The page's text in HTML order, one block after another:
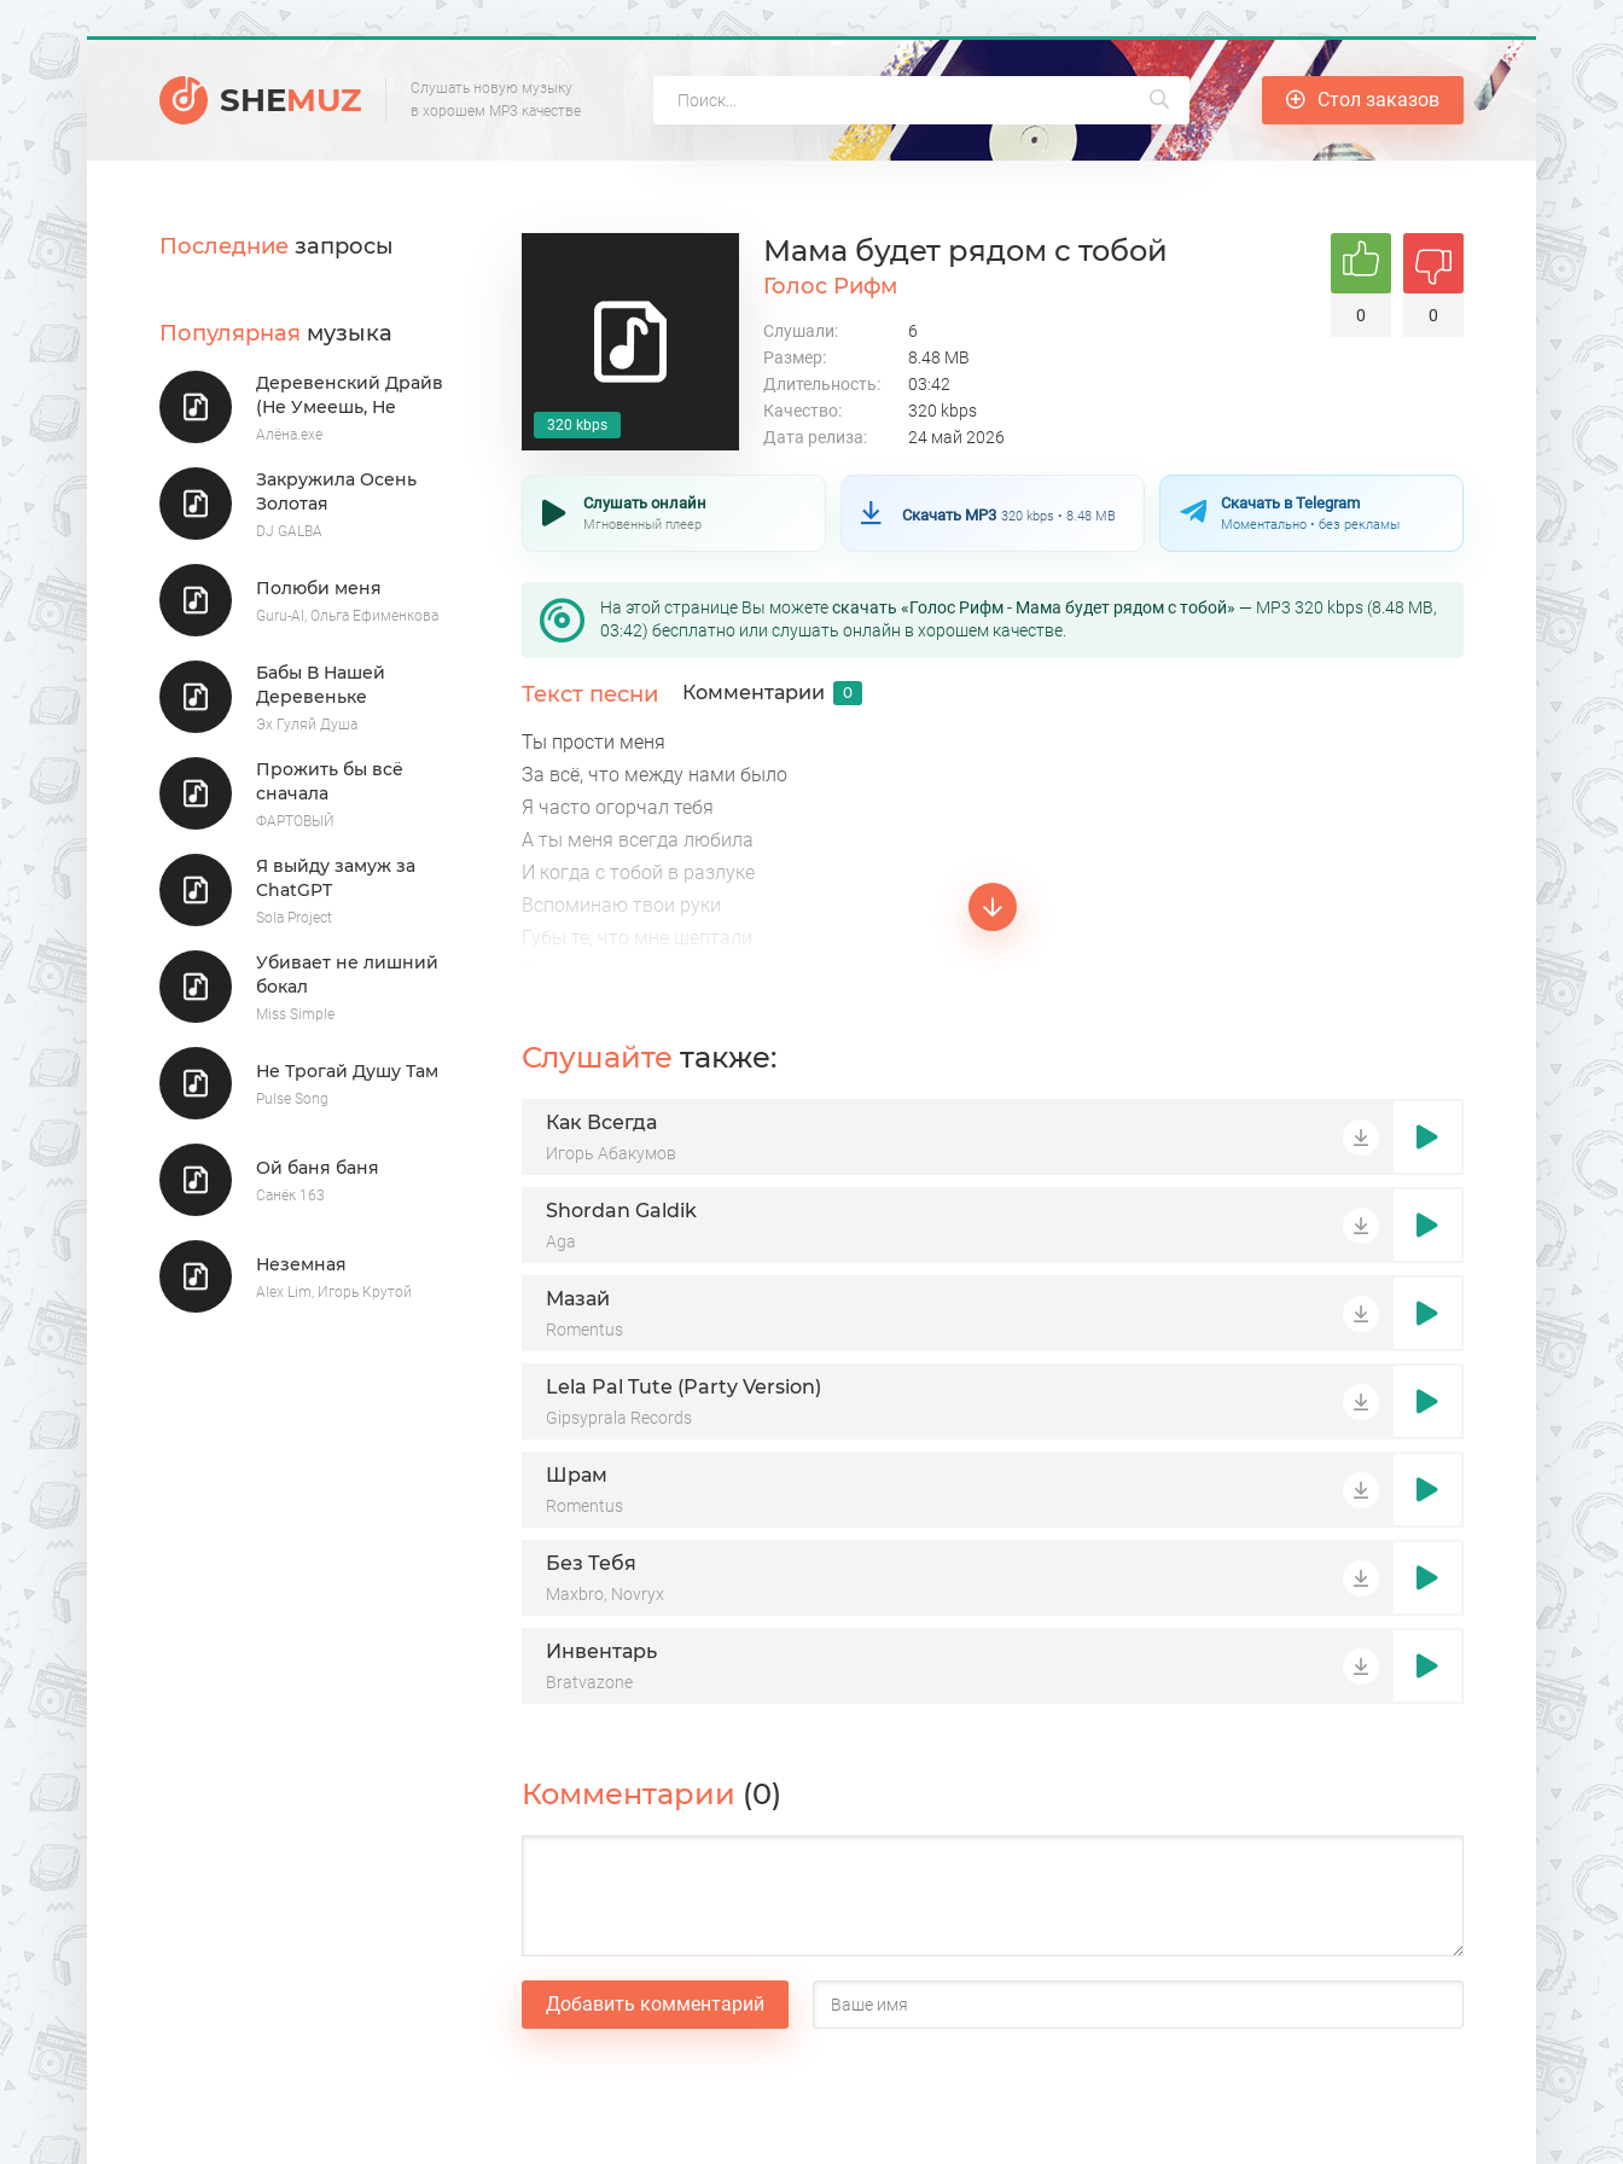
SHEMUZ
Слушать новую музыку
в хорошем MP3 качестве
Стол заказов
Последние запросы
Популярная музыка
Деревенский Драйв
(Не Умеешь, Не
Берись)
Алёна.exe
Закружила Осень
Золотая
DJ GALBA
Полюби меня
Guru-AI, Ольга Ефименкова
Бабы В Нашей
Деревеньке
Эх Гуляй Душа
Прожить бы всё
сначала
ФАРТОВЫЙ
Я выйду замуж за
ChatGPT
Sola Project
Убивает не лишний
бокал
Miss Simple
Не Трогай Душу Там
Pulse Song
Ой баня баня
Санёк 163
Неземная
Alex Lim, Игорь Крутой
320 kbps
Мама будет рядом с тобой
Голос Рифм
Слушали:
6
Размер:
8.48 MB
Длительность:
03:42
Качество:
320 kbps
Дата релиза:
24 май 2026
0 0
Слушать онлайн
Мгновенный плеер
Скачать MP3 320 kbps • 8.48 MB
Скачать в Telegram
Моментально • без рекламы
На этой странице Вы можетескачать «Голос Рифм - Мама будет рядом с тобой» — MP3 320 kbps (8.48 MB,
03:42) бесплатно или слушать онлайн в хорошем качестве.
Текст песни Комментарии 0
Ты прости меня
За всё, что между нами было
Я часто огорчал тебя
А ты меня всегда любила
И когда с тобой в разлуке
Вспоминаю твои руки
Губы те, что мне шептали
Слушайте также:
Как Всегда
Игорь Абакумов
Shordan Galdik
Aga
Мазай
Romentus
Lela Pal Tute (Party Version)
Gipsyprala Records
Шрам
Romentus
Без Тебя
Maxbro, Novryx
Инвентарь
Bratvazone
Комментарии (0)
Добавить комментарий